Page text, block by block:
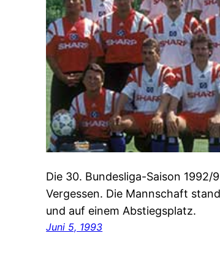
Die 30. Bundesliga-Saison 1992/
Vergessen. Die Mannschaft
und auf einem Abstiegsplatz.
Juni 5, 1993